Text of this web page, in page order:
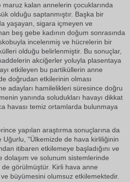
kalan annelerin çocuklarında
olduğu saptanmıştır. Başka bir
yaşayan, sigara içmeyen ve
beş gebe kadının doğum sonrasında
incelenmiş ve hücrelerin bir
olduğu belirlenmiştir. Bu sonuçlar,
akciğerler yoluyla plasentaya
etkileyen bu partiküllerin anne
doğrudan etkilerinin olması
adayları hamilelikleri süresince doğru
yanında soludukları havayı dikkat
havası temiz ortamlarda bulunmaya
yapılan araştırma sonuçlarına da
Uğurlu, "Ülkemizde de hava kirliliğinin
itibaren etkilemeye başladığını ve
dolaşım ve solunum sistemlerinde
görülmüştür. Kirli hava anne
büyümesini olumsuz etkilemektedir.